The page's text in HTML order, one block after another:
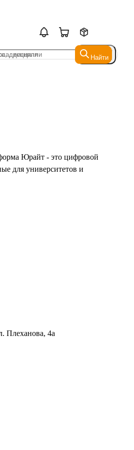
Найти
Найти
Юрайт - это цифровой
для университетов и
Плеханова, 4а